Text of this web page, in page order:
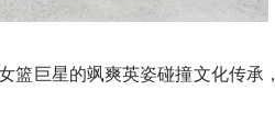
篮巨星的飒爽英姿碰撞文化传承，